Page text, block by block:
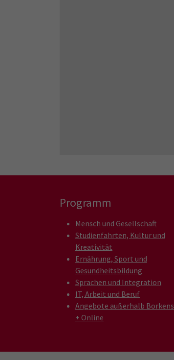
Programm
Mensch und Gesellschaft
Studienfahrten, Kultur und
Kreativität
Ernährung, Sport und
Gesundheitsbildung
Sprachen und Integration
IT, Arbeit und Beruf
Angebote außerhalb Borkens
+ Online